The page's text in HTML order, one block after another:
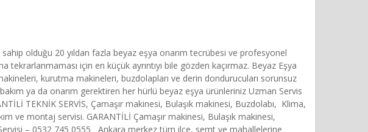
olduğu 20 yıldan fazla beyaz eşya onarım tecrübesi ve profesyonel
tekrarlanmaması için en küçük ayrıntıyı bile gözden kaçırmaz. Beyaz Eşya
kurutma makineleri, buzdolapları ve derin dondurucuları sorunsuz
ya da onarım gerektiren her hürlü beyaz eşya ürünleriniz Uzman Servis
TEKNİK SERVİS, Çamaşır makinesi, Bulaşık makinesi, Buzdolabı, Klima,
ve montaj servisi. GARANTİLİ Çamaşır makinesi, Bulaşık makinesi,
Servisi – 0532 745 0555 Ankara merkez tüm ilçe, semt ve mahallelerine